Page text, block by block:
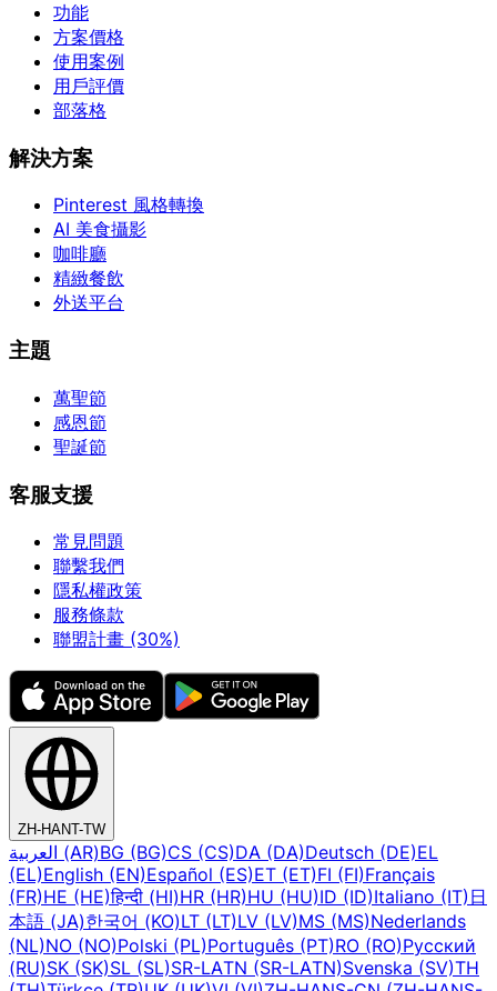
功能
方案價格
使用案例
用戶評價
部落格
解決方案
Pinterest 風格轉換
AI 美食攝影
咖啡廳
精緻餐飲
外送平台
主題
萬聖節
感恩節
聖誕節
客服支援
常見問題
聯繫我們
隱私權政策
服務條款
聯盟計畫 (30%)
ZH-HANT-TW
العربية (AR)BG (BG)CS (CS)DA (DA)Deutsch (DE)EL
(EL)English (EN)Español (ES)ET (ET)FI (FI)Français
(FR)HE (HE)हिन्दी (HI)HR (HR)HU (HU)ID (ID)Italiano (IT) 日
本語 (JA)한국어 (KO)LT (LT)LV (LV)MS (MS)Nederlands
(NL)NO (NO)Polski (PL)Português (PT)RO (RO)Русский
(RU)SK (SK)SL (SL)SR-LATN (SR-LATN)Svenska (SV)TH